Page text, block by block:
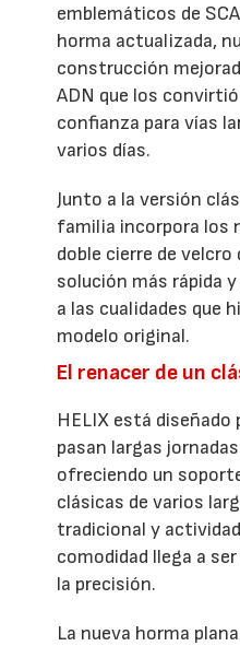
emblemáticos de
horma actualizada,
construcción
ADN que los
confianza para vías
varios días.
Junto a la versión
familia incorpora los
doble cierre de velcro
solución más rápida
a las cualidades que
modelo original.
El renacer de un
HELIX está diseñado
pasan largas
ofreciendo un
clásicas de varios
tradicional y
comodidad llega a
la precisión.
La nueva horma